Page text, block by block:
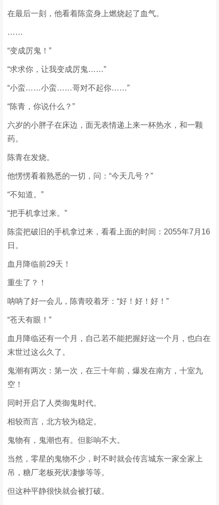
在最后一刻，他看着陈蛮身上燃烧起了血气。
……
“变成厉鬼！”
“求求你，让我变成厉鬼……”
“小蛮……小蛮……哥对不起你……”
“陈青，你说什么？”
六岁的小胖子在床边，面无表情递上来一杯热水，和一颗
药。
陈青在发烧。
他愣愣看着熟悉的一切，问：“今天几号？”
“不知道。”
“把手机拿过来。”
陈蛮把破旧的手机拿过来，看看上面的时间：2055年7月16
日。
血月降临前29天！
重生了？！
呐呐了好一会儿，陈青咬着牙：“好！好！好！”
“苍天有眼！”
血月降临还有一个月，自己若不能把握好这一个月，也白在
末世过这么久了。
鬼潮有两次：第一次，在三十年前，爆发在南方，十室九
空！
同时开启了人类御鬼时代。
相较而言，北方较为稳定。
鬼物有，鬼潮也有。但影响不大。
当然，零星的鬼物不少，时不时就会传言城东一家全家上
吊，糖厂老板死状凄惨等等。
但这种平静很快就会被打破。